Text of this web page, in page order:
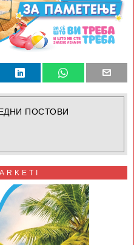
ПОСТОВИ